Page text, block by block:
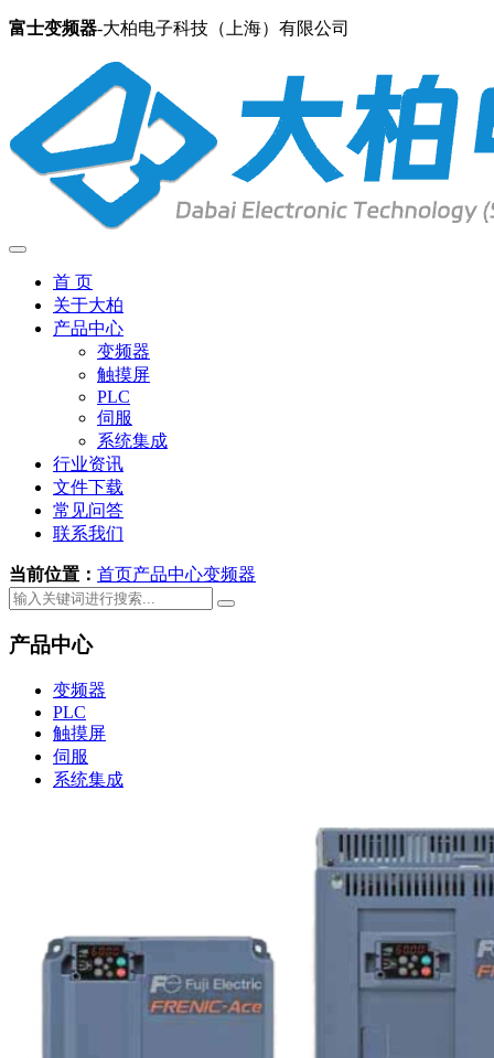
富士变频器-大柏电子科技（上海）有限公司
首 页
关于大柏
产品中心
变频器
触摸屏
PLC
伺服
系统集成
行业资讯
文件下载
常见问答
联系我们
当前位置： 首页产品中心变频器
产品中心
变频器
PLC
触摸屏
伺服
系统集成